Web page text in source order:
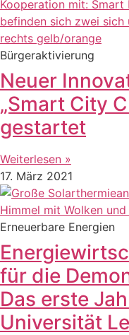
Bürgeraktivierung
Neuer
„Smart City
gestartet
Weiterlesen »
17. März 2021
Erneuerbare Energien
für die
Das erste
Universität